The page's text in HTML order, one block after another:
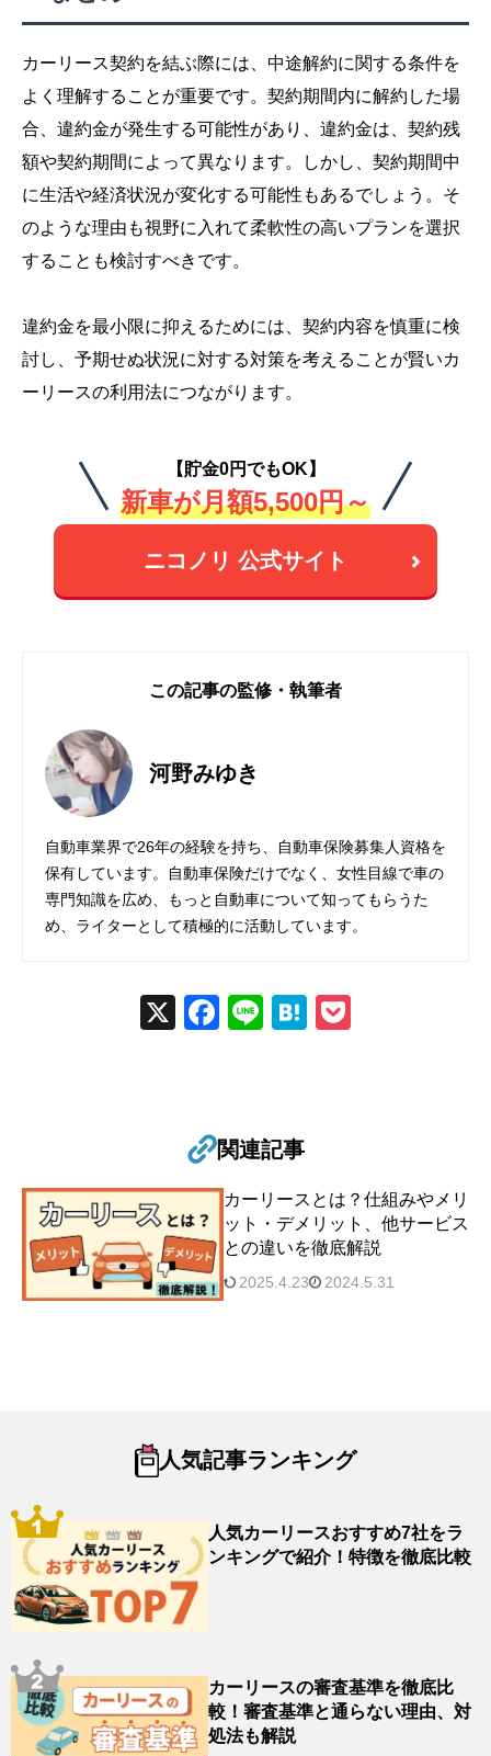
カーリース契約を結ぶ際には、中途解約に関する条件を
よく理解することが重要です。契約期間内に解約した場
合、違約金が発生する可能性があり、違約金は、契約残
額や契約期間によって異なります。しかし、契約期間中
に生活や経済状況が変化する可能性もあるでしょう。そ
のような理由も視野に入れて柔軟性の高いプランを選択
することも検討すべきです。
違約金を最小限に抑えるためには、契約内容を慎重に検
討し、予期せぬ状況に対する対策を考えることが賢いカ
ーリースの利用法につながります。
【貯金0円でもOK】
新車が月額5,500円～
ニコノリ 公式サイト
この記事の監修・執筆者
河野みゆき
自動車業界で26年の経験を持ち、自動車保険募集人資格を
保有しています。自動車保険だけでなく、女性目線で車の
専門知識を広め、もっと自動車について知ってもらうた
め、ライターとして積極的に活動しています。
X
Fac
Line
Hat
関連記事
カーリースとは？仕組みやメリ
ット・デメリット、他サービス
との違いを徹底解説
2025.4.23 2024.5.31
人気記事ランキング
人気カーリースおすすめ7社をラ
ンキングで紹介！特徴を徹底比較
カーリースの審査基準を徹底比
較！審査基準と通らない理由、対
処法も解説